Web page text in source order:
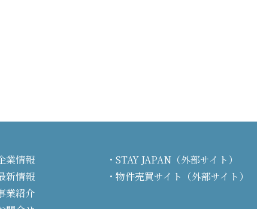
業情報
新情報
業紹介
STAY JAPAN（外部サイト）
物件売買サイト（外部サイト）